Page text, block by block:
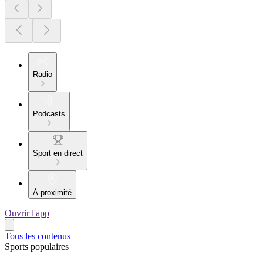
Radio
Podcasts
Sport en direct
À proximité
Ouvrir l'app
Tous les contenus
Sports populaires